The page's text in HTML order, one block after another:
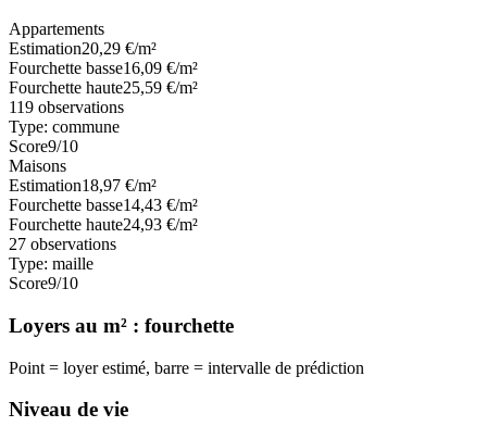
Appartements
Estimation20,29 €/m²
Fourchette basse16,09 €/m²
Fourchette haute25,59 €/m²
119 observations
Type: commune
Score9/10
Maisons
Estimation18,97 €/m²
Fourchette basse14,43 €/m²
Fourchette haute24,93 €/m²
27 observations
Type: maille
Score9/10
Loyers au m² : fourchette
Point = loyer estimé, barre = intervalle de prédiction
Niveau de vie